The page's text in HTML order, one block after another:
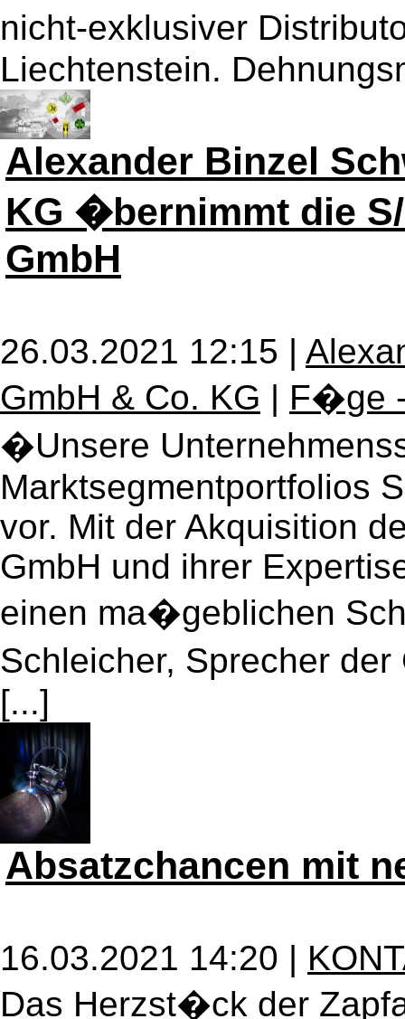
nicht-exklusiver
Liechtenstein.
Alexander Binzel
KG �bernimmt die
GmbH
26.03.2021 12:15 |
GmbH & Co. KG | F�ge
�Unsere
Marktsegmentportfolios
vor. Mit der Akquisition
GmbH und ihrer
einen ma�geblichen
Schleicher, Sprecher
[...]
Absatzchancen mit
16.03.2021 14:20 |
Das Herzst�ck der